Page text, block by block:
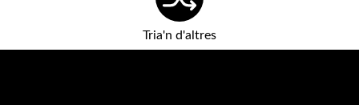
Tria'n d'altres